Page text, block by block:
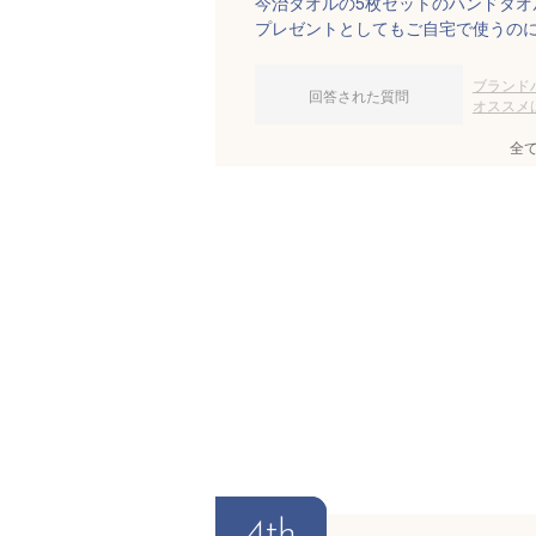
プレゼントとしてもご自宅で使うの
回答された質問
ブランド
オススメ
全